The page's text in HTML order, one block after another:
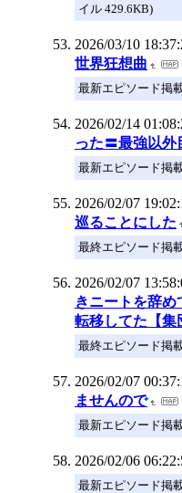
イル 429.6KB)
2026/03/10
世界狂想曲
最新エピソード掲
2026/02/14
った〓最強以外
最新エピソード掲
2026/02/07
巡ることにした
最終エピソード掲
2026/02/07
きニートを辞
転移してた【集
最終エピソード掲
2026/02/07
ませんので
最新エピソード掲
2026/02/06
最新エピソード掲